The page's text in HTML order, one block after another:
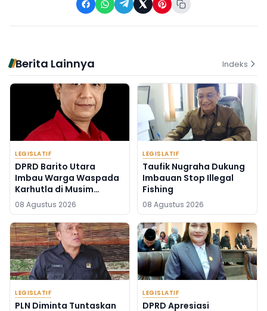
Berita Lainnya Indeks
LEGISLATIF
DPRD Barito Utara
Imbau Warga Waspada
Karhutla di Musim
Kemarau
08 Agustus 2026
LEGISLATIF
Taufik Nugraha Dukung
Imbauan Stop Illegal
Fishing
08 Agustus 2026
LEGISLATIF
PLN Diminta Tuntaskan
LEGISLATIF
DPRD Apresiasi